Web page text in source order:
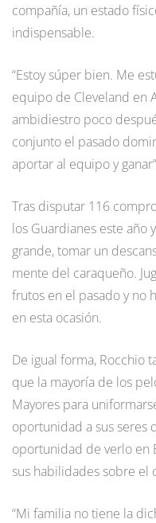
compañía, un estado
indispensable.
“Estoy súper bien. Me
equipo de Cleveland en
ambidiestro poco
conjunto el pasado
aportar al equipo y
Tras disputar 116
los Guardianes este año
grande, tomar un
mente del caraqueño.
frutos en el pasado y no
en esta ocasión.
De igual forma, Rocchio
que la mayoría de los
Mayores para
oportunidad a sus seres
oportunidad de verlo en
sus habilidades sobre el
“Mi familia no tiene la